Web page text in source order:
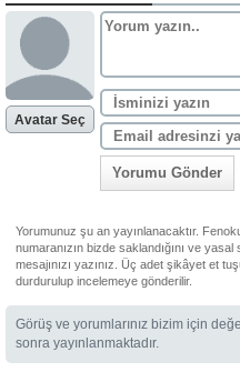
Avatar Seç
Yorumu Gönder
Yorumunuz şu an yayınlanacaktır.
numaranızın bizde saklandığını ve
mesajınızı yazınız. Üç adet şikâyet et
durdurulup incelemeye gönderilir.
Görüş ve yorumlarınız bizim için
sonra yayınlanmaktadır.